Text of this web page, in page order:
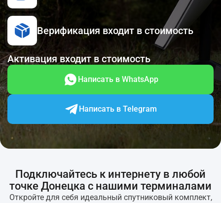
Верификация входит в стоимость
Активация входит в стоимость
Написать в WhatsApp
Написать в Telegram
Подключайтесь к интернету в любой
точке Донецка с нашими терминалами
Откройте для себя идеальный спутниковый комплект,